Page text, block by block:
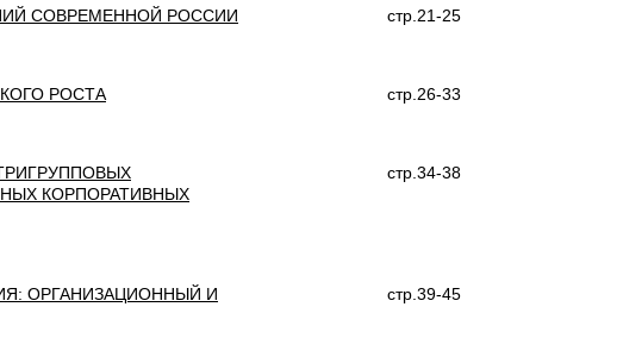
СОВРЕМЕННОЙ РОССИИ
стр.21-25
РОСТА
стр.26-33
КОРПОРАТИВНЫХ
стр.34-38
ОРГАНИЗАЦИОННЫЙ И
стр.39-45